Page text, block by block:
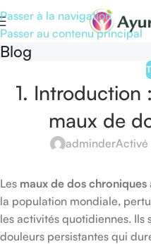
Passer à la navigation
Passer au contenu principal
Blog
1. Introduction
maux de
adminderActivé
Les maux de dos chroniques
la population mondiale,
les activités quotidiennes. Ils
douleurs persistantes qui